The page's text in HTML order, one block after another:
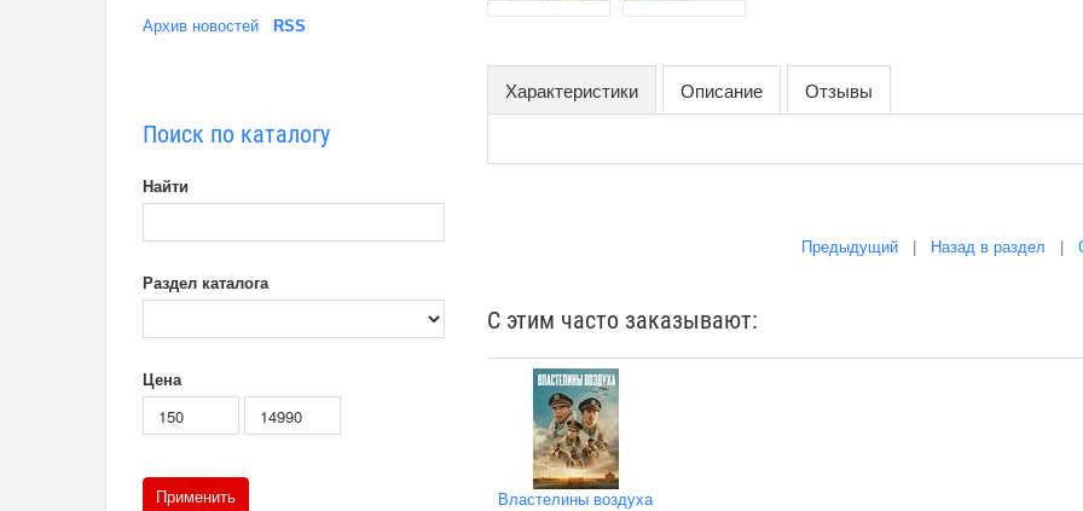
Архив новостей RSS
Поиск по каталогу
Найти
Раздел каталога
Цена
Характеристики Описание Отзывы
Предыдущий| Назад в раздел
С этим часто заказывают:
Властелины воздуха